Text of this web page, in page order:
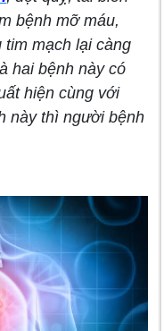
bệnh mỡ máu,
mạch lại càng
hai bệnh này có
hiện cùng với
này thì người bệnh